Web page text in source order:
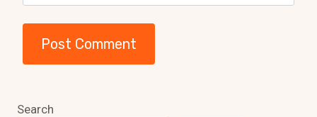
Search